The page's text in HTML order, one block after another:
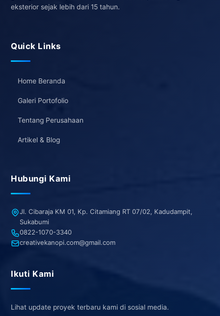
eksterior sejak lebih dari 15 tahun.
Quick Links
Home Beranda
Galeri Portofolio
Tentang Perusahaan
Artikel & Blog
Hubungi Kami
Jl. Cibaraja KM 01, Kp. Citamiang RT 07/02, Kadudampit,
Sukabumi
0822-1070-3340
creativekanopi.com@gmail.com
Ikuti Kami
Lihat update proyek terbaru kami di sosial media.